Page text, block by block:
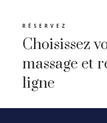
RÉSERVEZ
Choisissez
massage et
ligne